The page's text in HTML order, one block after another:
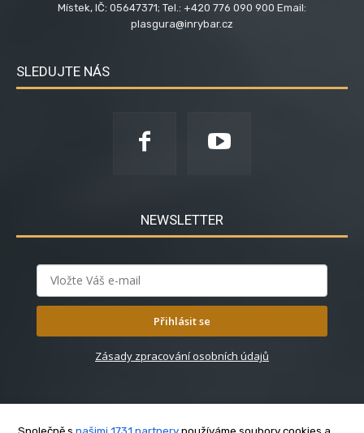
Místek, IČ: 05647371; Tel.: +420 776 090 900 Email:
plasgura@inrybar.cz
SLEDUJTE NÁS
NEWSLETTER
Přihlásit se
Zásady zpracování osobních údajů